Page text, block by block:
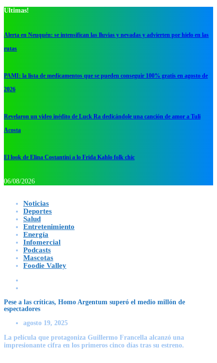
Ultimas!
Alerta en Neuquén: se intensifican las lluvias y nevadas y advierten por hielo en las
rutas
PAMI: la lista de medicamentos que se pueden conseguir 100% gratis en agosto de
2026
Revelaron un video inédito de Luck Ra dedicándole una canción de amor a Tuli
Acosta
El look de Elina Costantini a lo Frida Kahlo folk chic
06/08/2026
Noticias
Deportes
Salud
Entretenimiento
Energía
Infomercial
Podcasts
Mascotas
Foodie Valley
Pese a las críticas, Homo Argentum superó el medio millón de
espectadores
agosto 19, 2025
La película que protagoniza Guillermo Francella alcanzó una
impresionante cifra en los primeros cinco días tras su estreno.